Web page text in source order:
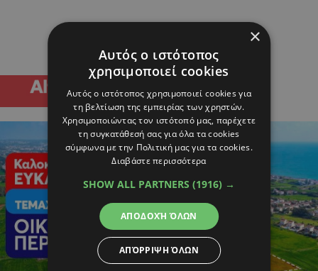
×
Αυτός ο ιστότοπος
χρησιμοποιεί cookies
Αυτός ο ιστότοπος χρησιμοποιεί cookies για
τη βελτίωση της εμπειρίας των χρηστών.
Χρησιμοποιώντας τον ιστότοπό μας, παρέχετε
τη συγκατάθεσή σας για όλα τα cookies
σύμφωνα με την Πολιτική μας για τα cookies.
Διαβάστε περισσότερα
SHOW ALL PARTNERS (1916) →
ΑΠΟΔΟΧΉ ΌΛΩΝ
ΑΠΌΡΡΙΨΗ ΌΛΩΝ